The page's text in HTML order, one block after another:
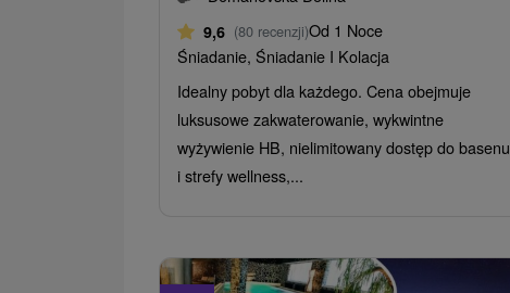
9,6 (80 recenzji)Od 1 Noce
Śniadanie, Śniadanie I Kolacja
Idealny pobyt dla każdego. Cena obejmuje
luksusowe zakwaterowanie, wykwintne
wyżywienie HB, nielimitowany dostęp do basenu
i strefy wellness,...